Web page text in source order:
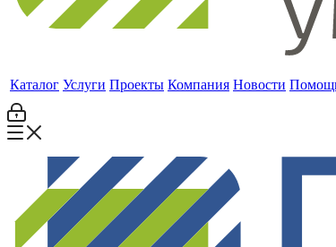
Каталог Услуги Проекты Компания Новости